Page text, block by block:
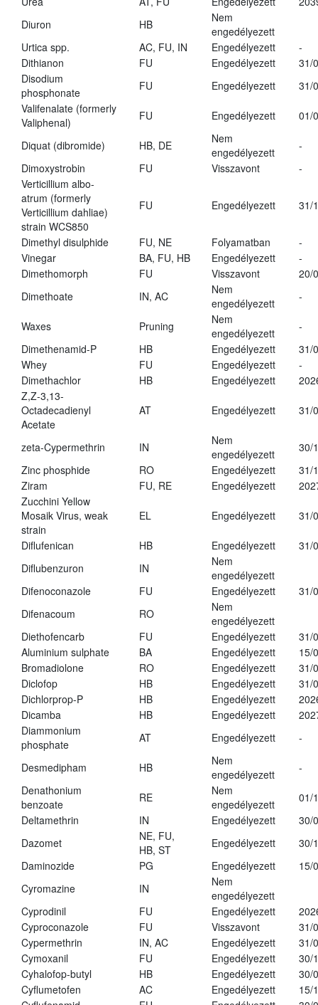
Diuron
HB
Nem
engedélyezett
Urtica spp.
AC, FU, IN Engedélyezett
-
Dithianon
FU Engedélyezett
31/
Disodium
phosphonate
FU Engedélyezett
31/
Valifenalate (formerly
Valiphenal)
FU Engedélyezett 01/
Diquat (dibromide) HB, DE
Nem
engedélyezett
-
Dimoxystrobin
FU Visszavont
-
Verticillium albo-
atrum (formerly
Verticillium dahliae)
strain WCS850
FU Engedélyezett 31/
Dimethyl disulphide FU, NE Folyamatban
-
Vinegar
BA, FU, HB Engedélyezett
-
Dimethomorph
FU Visszavont
20/
Dimethoate
IN, AC
Nem
engedélyezett
-
Waxes Pruning
Nem
engedélyezett
-
Dimethenamid-P
HB Engedélyezett
31/
Whey
FU Engedélyezett
-
Dimethachlor
HB Engedélyezett
Z,Z-3,13-
Octadecadienyl
Acetate
AT Engedélyezett 31/
zeta-Cypermethrin IN
Nem
engedélyezett
30/
Zinc phosphide
RO Engedélyezett
31/
Ziram
FU, RE Engedélyezett
Zucchini Yellow
Mosaik Virus, weak
strain
EL Engedélyezett 31/
Diflufenican HB Engedélyezett
31/
Diflubenzuron
IN
Nem
engedélyezett
Difenoconazole
FU Engedélyezett
31/
Difenacoum
RO
Nem
engedélyezett
Diethofencarb
FU Engedélyezett
31/
Aluminium sulphate
BA Engedélyezett
15/
Bromadiolone
RO Engedélyezett
31/
Diclofop
HB Engedélyezett
31/
Dichlorprop-P
HB Engedélyezett
Dicamba
HB Engedélyezett
Diammonium
phosphate
AT Engedélyezett -
Desmedipham HB
Nem
engedélyezett
-
Denathonium
benzoate
RE
Nem
engedélyezett
01/
Deltamethrin
IN Engedélyezett
30/
Dazomet
NE, FU,
HB, ST
Engedélyezett
30/
Daminozide
PG Engedélyezett
15/
Cyromazine
IN
Nem
engedélyezett
Cyprodinil
FU Engedélyezett
Cyproconazole
FU Visszavont
31/
Cypermethrin
IN, AC Engedélyezett
31/
Cymoxanil
FU Engedélyezett
30/
Cyhalofop-butyl
HB Engedélyezett
30/
Cyflumetofen
AC Engedélyezett
15/